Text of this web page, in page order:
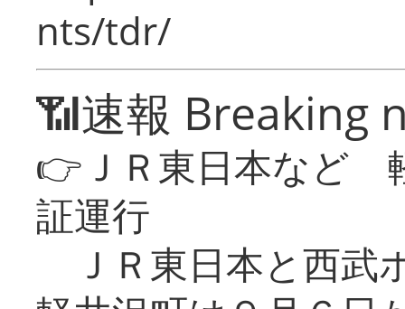
nts/tdr/
📶速報 Breaking
👉ＪＲ東日本など
証運行
ＪＲ東日本と西武